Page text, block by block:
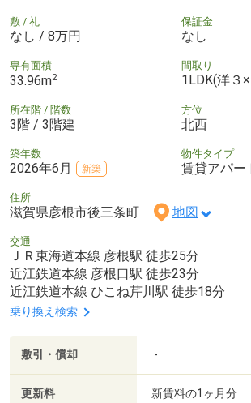
敷 / 礼
なし / 8万円
保証金
なし
専有面積
33.96m2
間取り
1LDK(洋３
所在階 / 階数
3階 / 3階建
方位
北西
築年数
2026年6月 新築
物件タイプ
賃貸アパー
住所
滋賀県彦根市後三条町 地図
交通
ＪＲ東海道本線 彦根駅 徒歩25分
近江鉄道本線 彦根口駅 徒歩23分
近江鉄道本線 ひこね芹川駅 徒歩18分
乗り換え検索
敷引・償却 -
更新料 新賃料の1ヶ月分